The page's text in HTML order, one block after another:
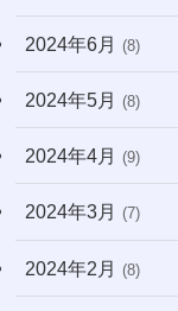
2024年6月 (8)
2024年5月 (8)
2024年4月 (9)
2024年3月 (7)
2024年2月 (8)